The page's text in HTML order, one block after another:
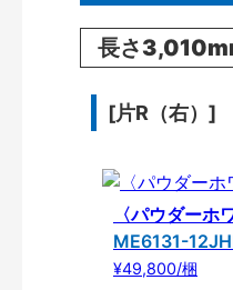
長さ
[片R（右）]
〈パウダーホ
ME6131-
¥49,800/梱